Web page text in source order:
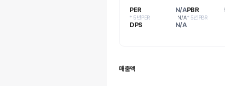
PER N/A
* 5년PER N/A
PBR
* 5년PBR
DPS N/A
매출액